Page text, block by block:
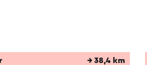
→ 38,4 km